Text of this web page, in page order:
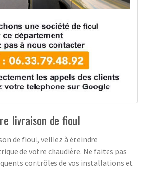
livraison de fioul
de fioul, veillez à éteindre
de votre chaudière. Ne faites pas
contrôles de vos installations et